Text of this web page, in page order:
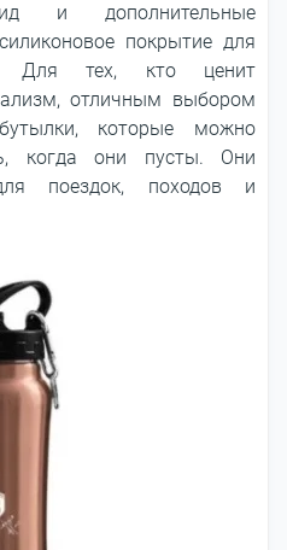
и дополнительные
покрытие для
Для тех, кто ценит
отличным выбором
которые можно
когда они пусты. Они
поездок, походов и